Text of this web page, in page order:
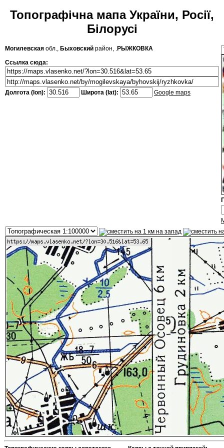
Топографічна мапа України, Росії,
Білорусі
Могилевская обл., Быховский район, .РЫЖКОВКА
Ссылка сюда:
Долгота (lon): Широта (lat): Google maps